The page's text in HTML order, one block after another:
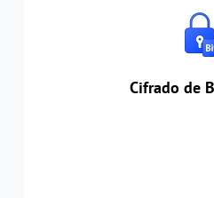
Cifrado de
Proporciona cifrado/
completos,
acceso no autorizado.